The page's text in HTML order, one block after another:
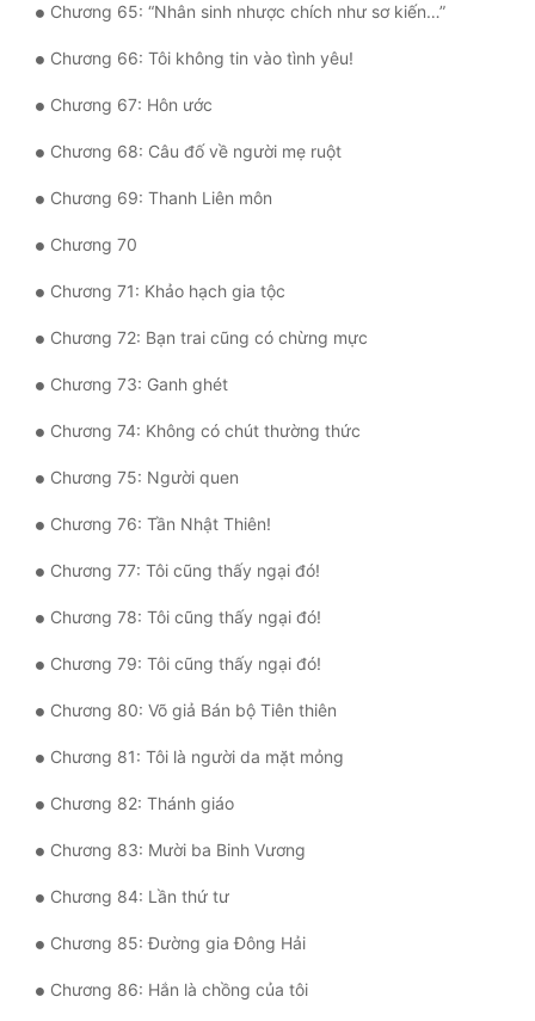
Chương 65: “Nhân sinh nhược chích như sơ kiến…”
Chương 66: Tôi không tin vào tình yêu!
Chương 67: Hôn ước
Chương 68: Câu đố về người mẹ ruột
Chương 69: Thanh Liên môn
Chương 70
Chương 71: Khảo hạch gia tộc
Chương 72: Bạn trai cũng có chừng mực
Chương 73: Ganh ghét
Chương 74: Không có chút thường thức
Chương 75: Người quen
Chương 76: Tần Nhật Thiên!
Chương 77: Tôi cũng thấy ngại đó!
Chương 78: Tôi cũng thấy ngại đó!
Chương 79: Tôi cũng thấy ngại đó!
Chương 80: Võ giả Bán bộ Tiên thiên
Chương 81: Tôi là người da mặt mỏng
Chương 82: Thánh giáo
Chương 83: Mười ba Binh Vương
Chương 84: Lần thứ tư
Chương 85: Đường gia Đông Hải
Chương 86: Hắn là chồng của tôi